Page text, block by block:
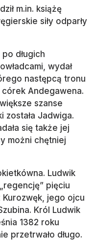
m.in. książę
siły odparły
długich
wydał
następcą tronu
córek Andegawena.
szanse
została Jadwiga.
się także jej
możni chętniej
Ludwik
pięciu
Kurozwęk, jego ojcu
Król Ludwik
1382 roku
przetrwało długo.